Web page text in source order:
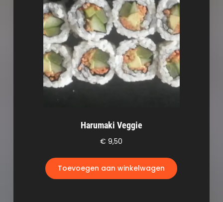
Harumaki Veggie
€ 9,50
Toevoegen aan winkelwagen